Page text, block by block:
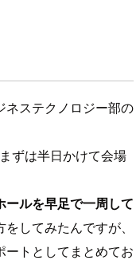
ネステクノロジー部の
ずは半日かけて会場
ールを早足で一周して
してみたんですが、
ートとしてまとめてお